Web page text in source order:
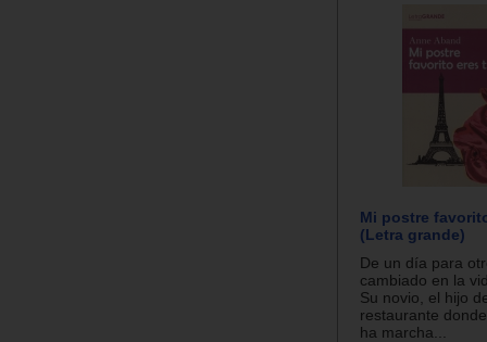
Mi postre
(Letra grande)
De un día para
cambiado en la
Su novio, el hijo
restaurante
ha marcha...